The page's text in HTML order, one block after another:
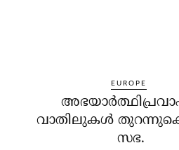
EUROPE
വാതിലുകള്‍
സഭ.